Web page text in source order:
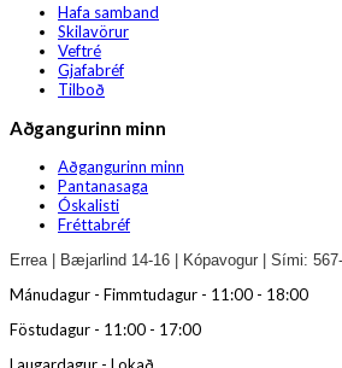
Hafa samband
Skilavörur
Veftré
Gjafabréf
Tilboð
Aðgangurinn minn
Aðgangurinn minn
Pantanasaga
Óskalisti
Fréttabréf
Errea | Bæjarlind 14-16 | Kópavogur | Sími:
Mánudagur - Fimmtudagur - 11:00 - 18:00
Föstudagur - 11:00 - 17:00